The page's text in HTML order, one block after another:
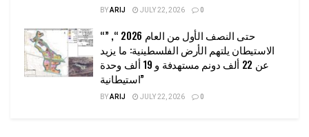
BYARIJ JULY 22, 2026 0
“حتى النصف الأول من العام 2026 “, ”
الاستيطان يلتهم الأرض الفلسطينية: ما يزيد
عن 22 ألف دونم مستهدفة و 19 ألف وحدة
استيطانية”
BYARIJ JULY 22, 2026 0